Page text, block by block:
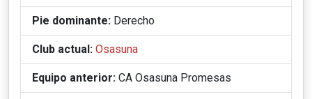
Pie dominante: Derecho
Club actual: Osasuna
Equipo anterior: CA Osasuna Promesas